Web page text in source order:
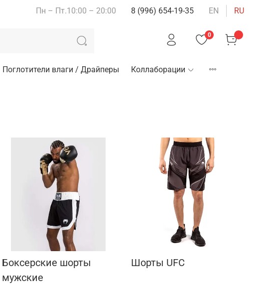
Пн – Пт.10:00 – 20:00 8 (996) 654-19-35 EN RU
0
Поглотители влаги / Драйперы Коллаборации
Боксерские шорты
мужские
Шорты UFC